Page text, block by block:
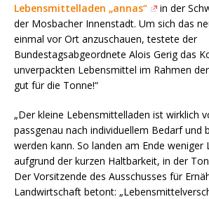
Lebensmittelladen „annas“
in der
der Mosbacher Innenstadt. Um sich das
einmal vor Ort anzuschauen, testete der
Bundestagsabgeordnete Alois Gerig das
unverpackten Lebensmittel im Rahmen
gut für die Tonne!“
„Der kleine Lebensmittelladen ist wirklich
passgenau nach individuellem Bedarf und
werden kann. So landen am Ende weniger
aufgrund der kurzen Haltbarkeit, in der
Der Vorsitzende des Ausschusses für
Landwirtschaft betont: